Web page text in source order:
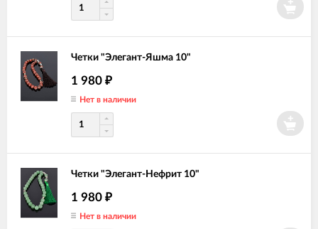
Четки "Элегант-Яшма 10"
1 980 ₽
Нет в наличии
Четки "Элегант-Нефрит 10"
1 980 ₽
Нет в наличии